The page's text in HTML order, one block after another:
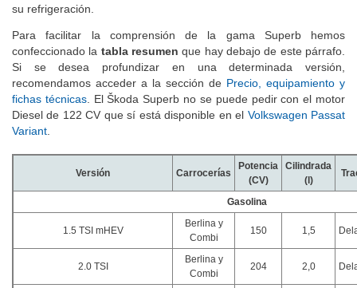
su refrigeración.
Para facilitar la comprensión de la gama Superb hemos
confeccionado la tabla resumen que hay debajo de este párrafo.
Si se desea profundizar en una determinada versión,
recomendamos acceder a la sección de Precio, equipamiento y
fichas técnicas. El Škoda Superb no se puede pedir con el motor
Diesel de 122 CV que sí está disponible en el Volkswagen Passat
Variant
Versión Carrocerías
Potencia
(CV)
Cilindrada
(l)
Gasolina
1.5 TSI mHEV
Berlina y
Combi
150 1,5
2.0 TSI
Berlina y
Combi
204 2,0